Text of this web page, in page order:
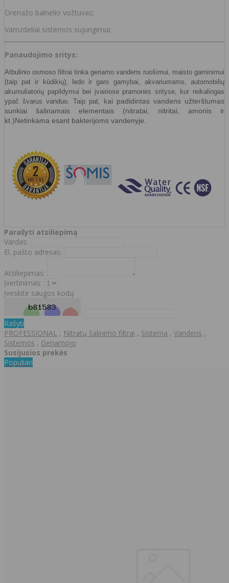
Drenažo balnelio vožtuvas;
Vamzdeliai sistemos sujungimui;
Panaudojimo sritys:
Atbulinio osmoso filtrai tinka geriamo vandens ruošimui, maisto gaminimui
(taip pat ir kūdikių), ledo ir garo gamybai, akvariumams, automobilių
akumuliatorių papildymui bei įvairiose pramonės srityse, kur reikalingas
ypač švarus vanduo. Taip pat, kai padidintas vandens užterštumas
sunkiai šalinamais elementais (nitratai, nitritai, amonis ir
kt.)Netinkama esant bakterijoms vandenyje.
Parašyti atsiliepimą
Vardas:
El. pašto adresas:
Atsiliepimas:
Įvertinimas:
Įveskite saugos kodą:
Rašyti
PROFESSIONAL , Nitratų šalinimo filtrai , Sistema , Vandens ,
Sistemos , Geriamojo
Susijusios prekės
Populiari